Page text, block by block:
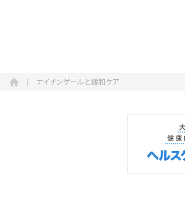
ナイチンゲールと緩和ケア